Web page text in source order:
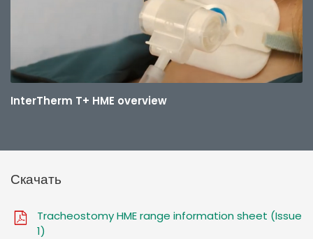
InterTherm T+ HME overview
Скачать
Tracheostomy HME range information sheet (Issue
1)